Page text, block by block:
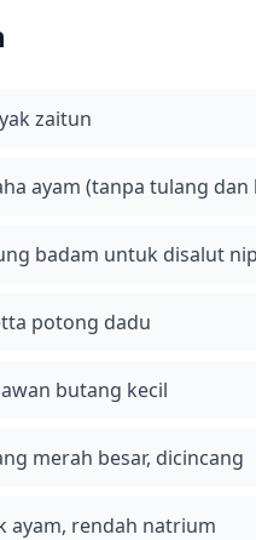
zaitun
ayam (tanpa tulang dan
badam untuk disalut
potong dadu
butang kecil
merah besar, dicincang
ayam, rendah natrium